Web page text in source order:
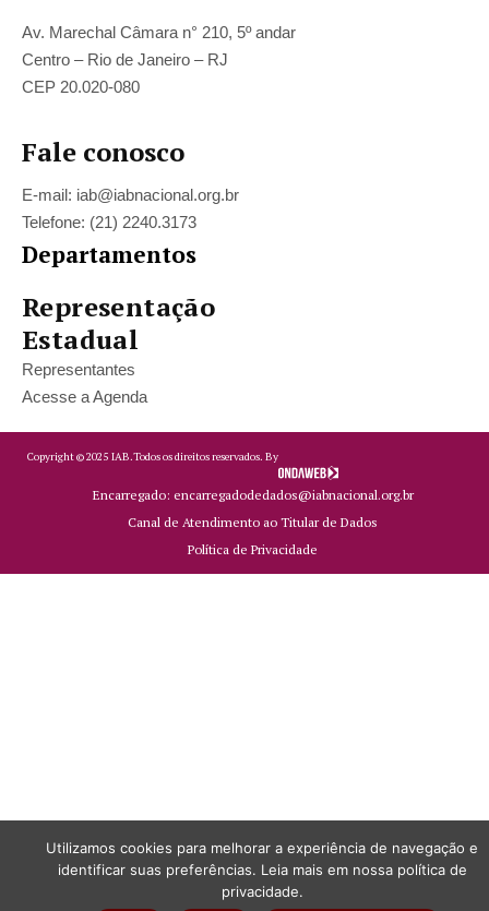
Av. Marechal Câmara n° 210, 5º andar
Centro – Rio de Janeiro – RJ
CEP 20.020-080
Fale conosco
E-mail: iab@iabnacional.org.br
Telefone: (21) 2240.3173
Departamentos
Representação
Estadual
Representantes
Acesse a Agenda
Copyright ©2025 IAB.Todos os direitos reservados. By
Encarregado: encarregadodedados@iabnacional.org.br
Canal de Atendimento ao Titular de Dados
Política de Privacidade
Utilizamos cookies para melhorar a experiência de navegação e
identificar suas preferências. Leia mais em nossa política de
privacidade.